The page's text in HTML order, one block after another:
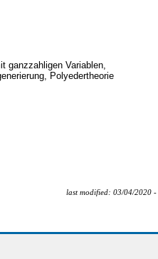
ganzzahligen Variablen,
Polyedertheorie
last modified: 03/04/2020 -